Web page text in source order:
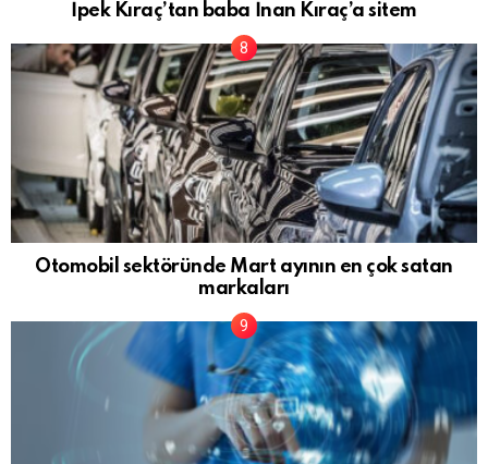
İpek Kıraç’tan baba İnan Kıraç’a sitem
Otomobil sektöründe Mart ayının en çok satan
markaları